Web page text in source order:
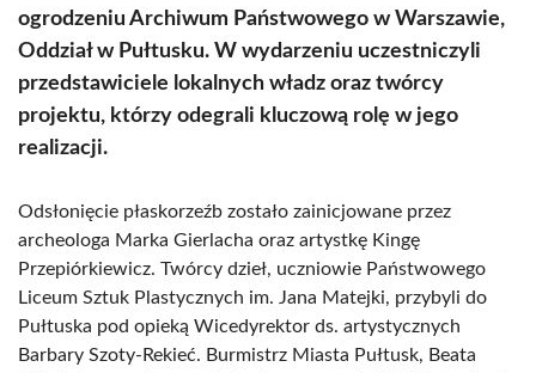
ogrodzeniu Archiwum Państwowego w Warszawie,
Oddział w Pułtusku. W wydarzeniu uczestniczyli
przedstawiciele lokalnych władz oraz twórcy
projektu, którzy odegrali kluczową rolę w jego
realizacji.
Odsłonięcie płaskorzeźb zostało zainicjowane przez
archeologa Marka Gierlacha oraz artystkę Kingę
Przepiórkiewicz. Twórcy dzieł, uczniowie Państwowego
Liceum Sztuk Plastycznych im. Jana Matejki, przybyli do
Pułtuska pod opieką Wicedyrektor ds. artystycznych
Barbary Szoty-Rekieć. Burmistrz Miasta Pułtusk, Beata